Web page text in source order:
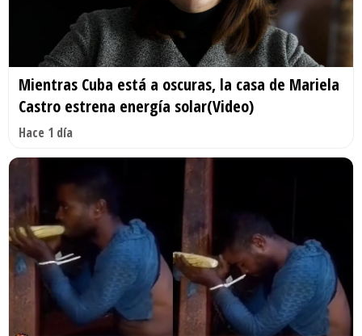
Mientras Cuba está a oscuras, la casa de Mariela
Castro estrena energía solar(Video)
Hace 1 día